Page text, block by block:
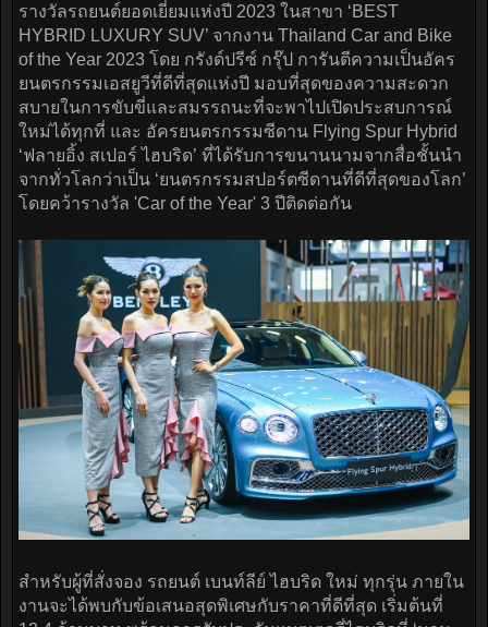
รางวัลรถยนต์ยอดเยี่ยมแห่งปี 2023 ในสาขา ‘BEST
HYBRID LUXURY SUV’ จากงาน Thailand Car and Bike
of the Year 2023 โดย กรังด์ปรีซ์ กรุ๊ป การันตีความเป็นอัคร
ยนตรกรรมเอสยูวีที่ดีที่สุดแห่งปี มอบที่สุดของความสะดวก
สบายในการขับขี่และสมรรถนะที่จะพาไปเปิดประสบการณ์
ใหม่ได้ทุกที่ และ อัครยนตรกรรมซีดาน Flying Spur Hybrid
‘ฟลายอิ้ง สเปอร์ ไฮบริด’ ที่ได้รับการขนานนามจากสื่อชั้นนำ
จากทั่วโลกว่าเป็น ‘ยนตรกรรมสปอร์ตซีดานที่ดีที่สุดของโลก’
โดยคว้ารางวัล 'Car of the Year' 3 ปีติดต่อกัน
สำหรับผู้ที่สั่งจอง รถยนต์ เบนท์ลีย์ ไฮบริด ใหม่ ทุกรุ่น ภายใน
งานจะได้พบกับข้อเสนอสุดพิเศษกับราคาที่ดีที่สุด เริ่มต้นที่